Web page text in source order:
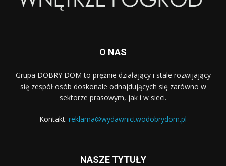
O NAS
Grupa DOBRY DOM to prężnie działający i stale rozwijający
się zespół osób doskonale odnajdujących się zarówno w
sektorze prasowym, jak i w sieci.
Kontakt: reklama@wydawnictwodobrydom.pl
NASZE TYTUŁY